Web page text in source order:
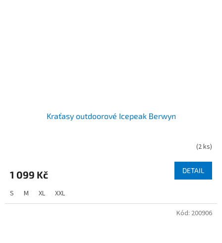
Kraťasy outdoorové Icepeak Berwyn
(2 ks)
1 099 Kč DETAIL
S M XL XXL
Kód: 200906